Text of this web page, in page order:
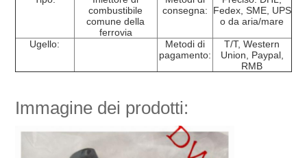
combustibile
comune della
ferrovia
consegna:
Fedex, SME, UPS
o da aria/mare
Ugello:
Metodi di
pagamento:
T/T, Western
Union, Paypal,
RMB
Immagine dei prodotti: